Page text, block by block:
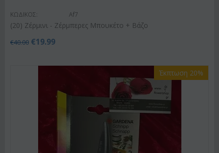
ΚΩΔΙΚΟΣ: Af7
(20) Ζέρμινι - Ζέρμπερες Μπουκέτο + Βάζο
€40.00 €19.99
Έκπτωση 20%